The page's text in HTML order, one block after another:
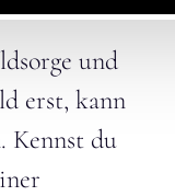
und
erst, kann
Kennst du